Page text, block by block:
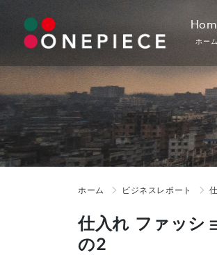
content
ホーム
ホーム ビジネスレポート
仕入れ ファッシ
の2